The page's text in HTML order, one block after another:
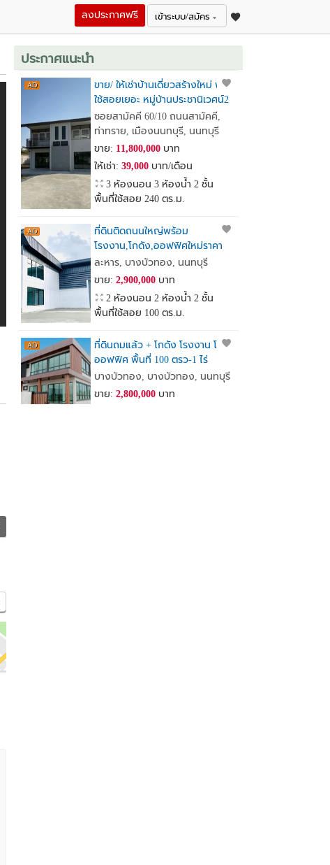
เข้าระบบ/สมัคร
ลงประกาศฟรี
ประกาศแนะนำ
ขาย/ ให้เช่าบ้านเดี่ยวสร้างใหม่ พื้นที่
ใช้สอยเยอะ หมู่บ้านประชานิเวศน์2
เหมาะทำ Home Office
ซอยสามัคคี 60/10 ถนนสามัคคี,
ท่าทราย, เมืองนนทบุรี, นนทบุรี
ขาย: 11,800,000บาท
ให้เช่า: 39,000บาท/เดือน
3 ห้องนอน 3 ห้องน้ำ 2 ชั้น
พื้นที่ใช้สอย 240 ตร.ม.
ที่ดินติดถนนใหญ่พร้อม
โรงงาน,โกดัง,ออฟฟิศใหม่ราคา
เพียง2.9ล้านบาทเท่านั้น
ละหาร, บางบัวทอง, นนทบุรี
ขาย: 2,900,000บาท
2 ห้องนอน 2 ห้องน้ำ 2 ชั้น
พื้นที่ใช้สอย 100 ตร.ม.
ที่ดินถมแล้ว + โกดัง โรงงาน โฮม
ออฟฟิศ พื้นที่ 100 ตรว-1 ไร่
เจ้าของขายเอง
บางบัวทอง, บางบัวทอง, นนทบุรี
ขาย: 2,800,000บาท